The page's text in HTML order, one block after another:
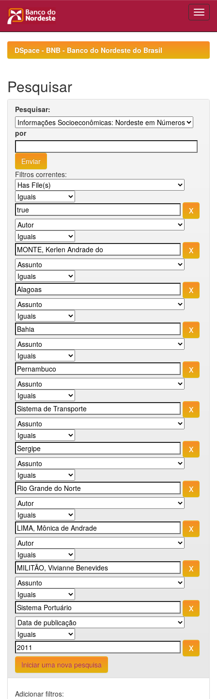
navigationDSpace - BNB - Banco do Nordeste do Brasil
Pesquisar
Pesquisar:
por
Filtros correntes:
Iniciar uma nova pesquisa
Adicionar filtros: